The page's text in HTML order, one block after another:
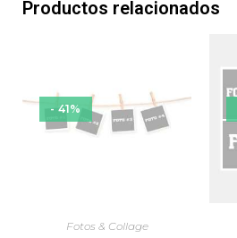
Productos relacionados
- 41%
Fotos & Collage